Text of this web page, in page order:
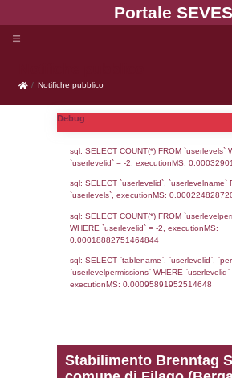
Notifiche pubblico
Notifiche pubblico
Debug
sql: SELECT
sql: SELECT